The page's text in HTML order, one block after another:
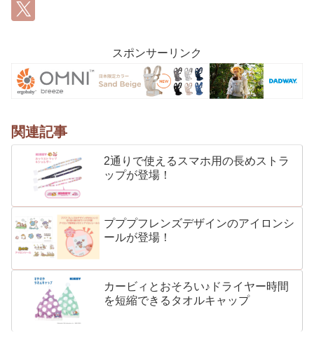
スポンサーリンク
関連記事
2通りで使えるスマホ用の長めストラ
ップが登場！
プププフレンズデザインのアイロンシ
ールが登場！
カービィとおそろい♪ドライヤー時間
を短縮できるタオルキャップ